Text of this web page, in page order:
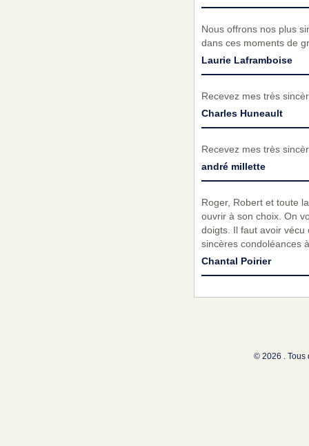
Nous offrons nos plus
dans ces moments de
Laurie Laframboise
Recevez mes très
Charles Huneault
Recevez mes très
andré millette
Roger, Robert et toute
ouvrir à son choix. On
doigts. Il faut avoir
sincères condoléances
Chantal Poirier
© 2026 . Tous